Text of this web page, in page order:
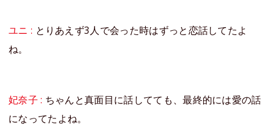
ユニ : とりあえず3人で会った時はずっと恋話してたよ
ね。
妃奈子 : ちゃんと真面目に話してても、最終的には愛の話
になってたよね。